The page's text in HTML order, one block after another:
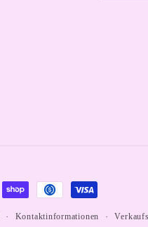
Kontaktinformationen